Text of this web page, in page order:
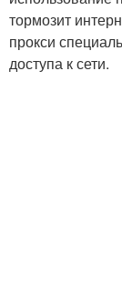
тормозит
прокси
доступа к сети.